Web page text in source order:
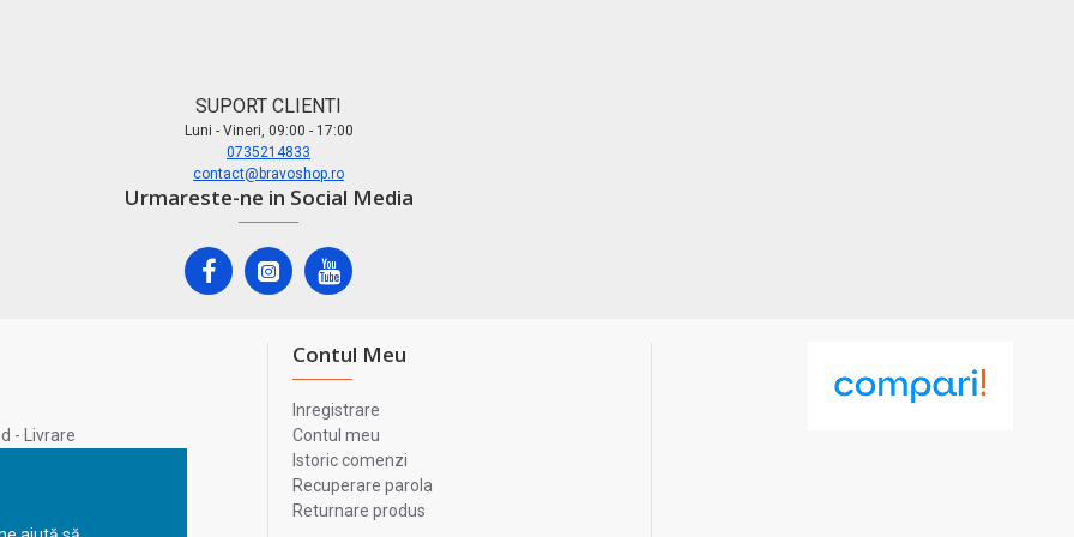
SUPORT CLIENTI
Luni - Vineri, 09:00 - 17:00
0735214833
contact@bravoshop.ro
Urmareste-ne in Social Media
- Livrare
Contul Meu
Inregistrare
Contul meu
Istoric comenzi
Recuperare parola
Returnare produs